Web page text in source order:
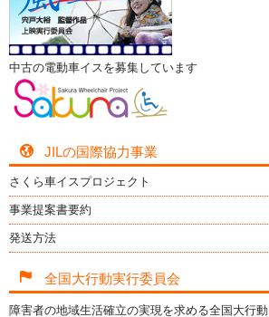
中古の電動車イスを募集しています
JILの国際協力事業
さくら車イスプロジェクト
事業提案書要約
発送方法
全国大行動実行委員会
障害者の地域生活確立の実現を求める全国大行動